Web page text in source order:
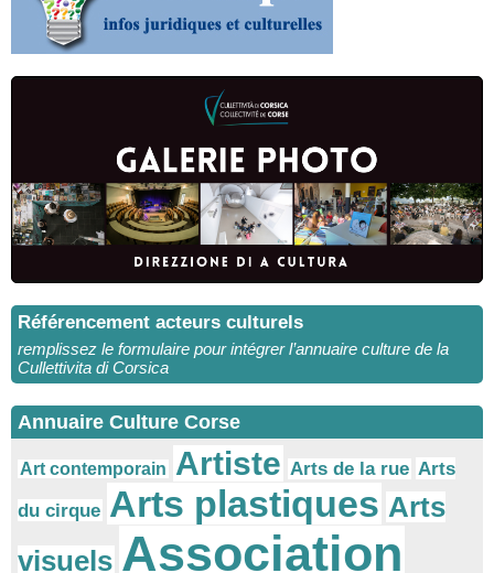
Référencement acteurs culturels
remplissez le formulaire pour intégrer l’annuaire culture de la
Cullettivita di Corsica
Annuaire Culture Corse
Art contemporain Artiste Arts de la rue Arts
du cirque Arts plastiques Arts
visuels Association